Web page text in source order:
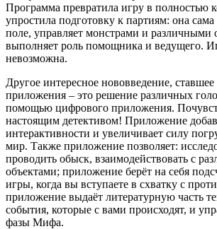
Программа превратила игру в полностью
упростила подготовку к партиям: она
поле, управляет монстрами и различными
выполняет роль помощника и ведущего.
невозможна.
Другое интересное нововведение,
приложения – это решение различных
помощью цифрового приложения.
настоящим детективом! Приложение
интерактивности и увеличивает силу
мир. Также приложение позволяет:
проводить обыск, взаимодействовать с
объектами; приложение берёт на себя
игры, когда вы вступаете в схватку с
приложение выдаёт литературную часть
события, которые с вами происходят, и
фазы Мифа.